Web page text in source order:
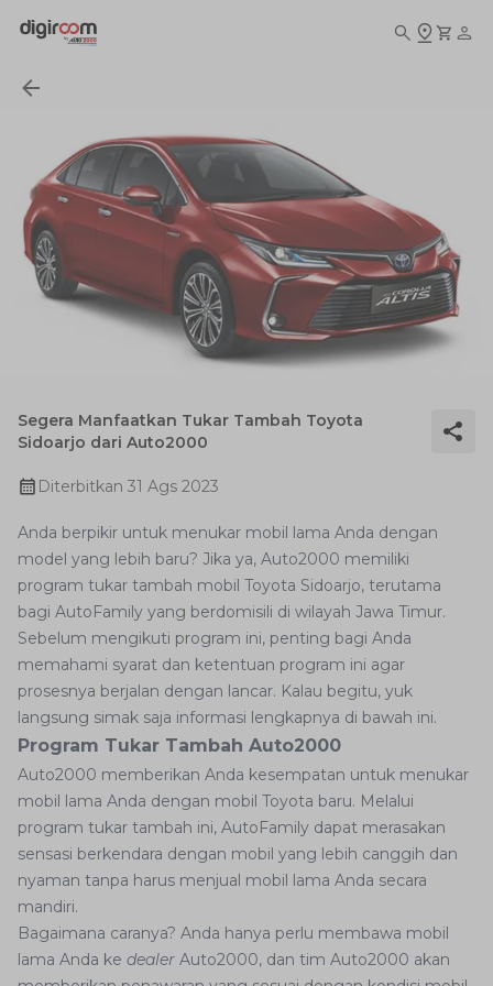
Segera Manfaatkan Tukar Tambah Toyota
Sidoarjo dari Auto2000
Diterbitkan 31 Ags 2023
Anda berpikir untuk menukar mobil lama Anda dengan
model yang lebih baru? Jika ya, Auto2000 memiliki
program tukar tambah mobil Toyota Sidoarjo, terutama
bagi AutoFamily yang berdomisili di wilayah Jawa Timur.
Sebelum mengikuti program ini, penting bagi Anda
memahami syarat dan ketentuan program ini agar
prosesnya berjalan dengan lancar. Kalau begitu, yuk
langsung simak saja informasi lengkapnya di bawah ini.
Program Tukar Tambah Auto2000
Auto2000 memberikan Anda kesempatan untuk menukar
mobil lama Anda dengan mobil Toyota baru. Melalui
program tukar tambah ini, AutoFamily dapat merasakan
sensasi berkendara dengan mobil yang lebih canggih dan
nyaman tanpa harus menjual mobil lama Anda secara
mandiri.
Bagaimana caranya? Anda hanya perlu membawa mobil
lama Anda ke dealer Auto2000, dan tim Auto2000 akan